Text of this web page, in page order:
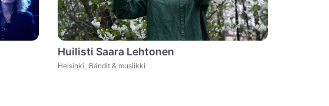
Huilisti Saara Lehtonen
Helsinki Bändit & musiikki